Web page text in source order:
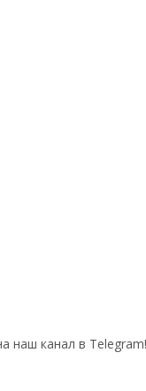
наш канал в Telegram!